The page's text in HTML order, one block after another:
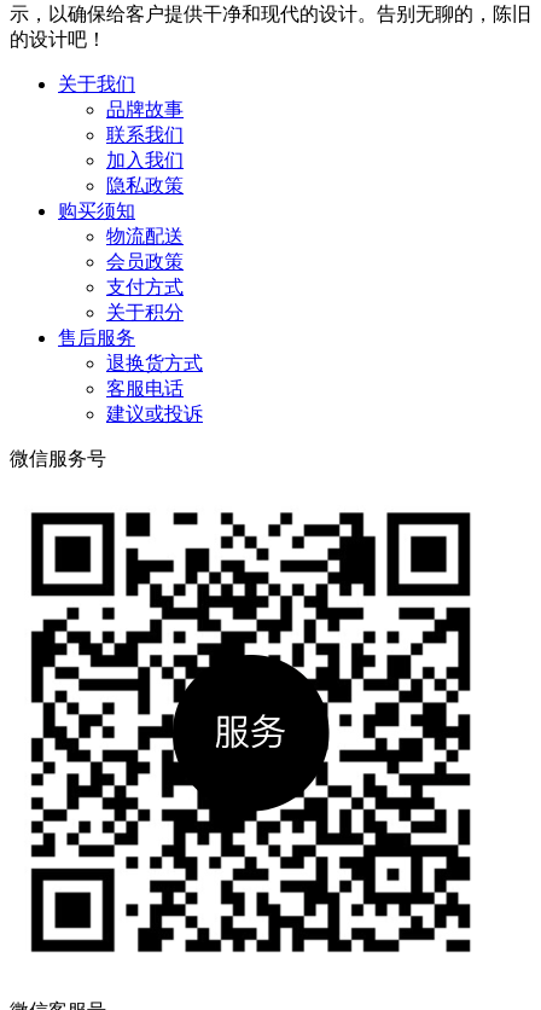
示，以确保给客户提供干净和现代的设计。告别无聊的，陈旧
的设计吧！
关于我们
品牌故事
联系我们
加入我们
隐私政策
购买须知
物流配送
会员政策
支付方式
关于积分
售后服务
退换货方式
客服电话
建议或投诉
微信服务号